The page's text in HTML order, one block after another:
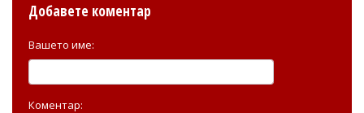
Добавете коментар
Вашето име:
Коментар: